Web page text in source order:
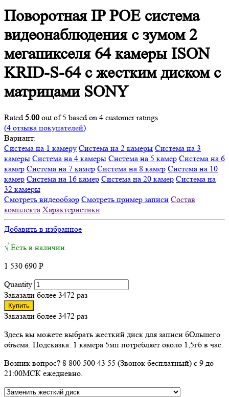
Поворотная IP POE система
видеонаблюдения с зумом 2
мегапикселя 64 камеры ISON
KRID-S-64 с жестким диском с
матрицами SONY
Rated 5.00 out of 5 based on 4 customer ratings
(4 отзыва покупателей)
Вариант:
Система на 1 камеру Система на 2 камеры Система на 3
камеры Система на 4 камеры Система на 5 камер Система на 6
камер Система на 7 камер Система на 8 камер Система на 10
камер Система на 16 камер Система на 20 камер Система на
32 камеры
Смотреть видеообзор Смотреть пример записи Состав
комплекта Характеристики
Добавить в избранное
√ Есть в наличии.
1 530 690 Р
Quantity
Заказали более 3472 раз
Купить
Заказали более 3472 раз
Здесь вы можете выбрать жесткий диск для записи бОльшего
объёма. Подсказка: 1 камера 5мп потребляет около 1,5гб в час.
Возник вопрос? 8 800 500 43 55 (Звонок бесплатный) с 9 до
21:00МСК ежедневно.